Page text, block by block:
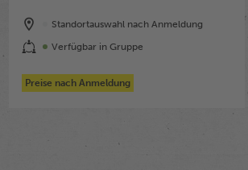
Standortauswahl nach Anmeldung
Verfügbar in Gruppe
Preise nach Anmeldung